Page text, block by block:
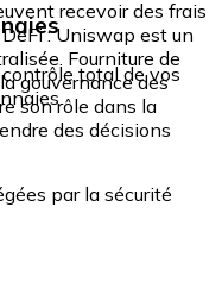
recevoir des frais
: Uniswap est un
Fourniture de
gouvernance des
son rôle dans la
des décisions
total de vos
par la sécurité